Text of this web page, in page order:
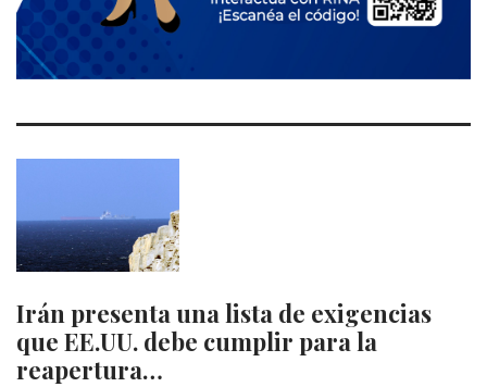
Irán presenta una lista de exigencias
que EE.UU. debe cumplir para la
reapertura…